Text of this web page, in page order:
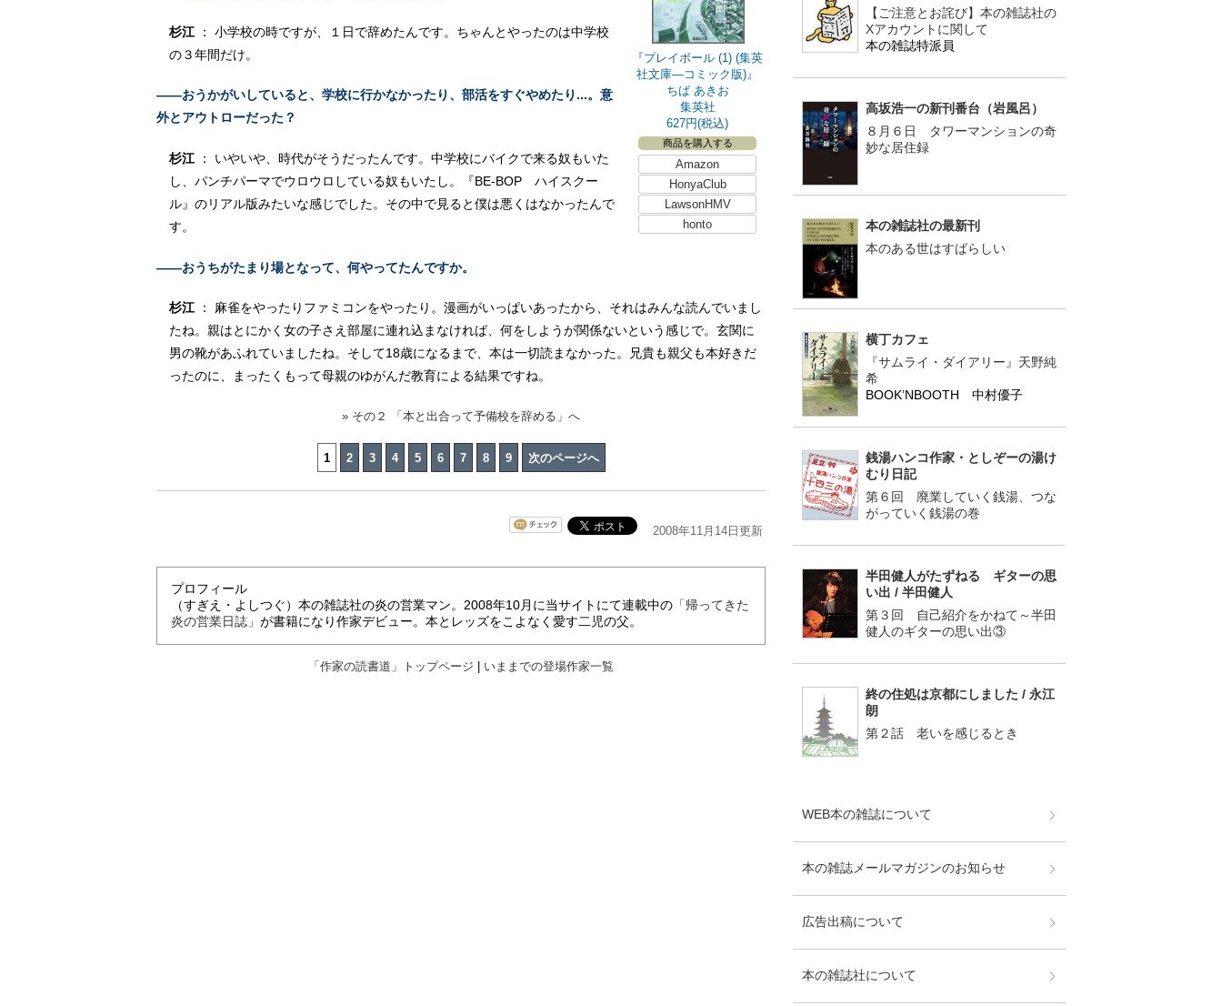
『プレイボール (1) (集英
社文庫―コミック版)』
ちば あきお
集英社
627円(税込)
商品を購入する
Amazon
HonyaClub
LawsonHMV
honto
杉江 ： 小学校の時ですが、１日で辞めたんです。ちゃんとやったのは中学校
の３年間だけ。
――おうかがいしていると、学校に行かなかったり、部活をすぐやめたり...。意
外とアウトローだった？
杉江 ： いやいや、時代がそうだったんです。中学校にバイクで来る奴もいた
し、パンチパーマでウロウロしている奴もいたし。『BE-BOP ハイスクー
ル』のリアル版みたいな感じでした。その中で見ると僕は悪くはなかったんで
す。
――おうちがたまり場となって、何やってたんですか。
杉江 ： 麻雀をやったりファミコンをやったり。漫画がいっぱいあったから、それはみんな読んでいまし
たね。親はとにかく女の子さえ部屋に連れ込まなければ、何をしようが関係ないという感じで。玄関に
男の靴があふれていましたね。そして18歳になるまで、本は一切読まなかった。兄貴も親父も本好きだ
ったのに、まったくもって母親のゆがんだ教育による結果ですね。
» その２ 「本と出合って予備校を辞める」へ
1 2 3 4 5 6 7 8 9 次のページへ
2008年11月14日更新
プロフィール
（すぎえ・よしつぐ）本の雑誌社の炎の営業マン。2008年10月に当サイトにて連載中の 「帰ってきた
炎の営業日誌」 が書籍になり作家デビュー。本とレッズをこよなく愛す二児の父。
「作家の読書道」トップページ いままでの登場作家一覧
【ご注意とお詫び】本の雑誌社の
Xアカウントに関して
本の雑誌特派員
高坂浩一の新刊番台（岩風呂）
８月６日 タワーマンションの奇
妙な居住録
本の雑誌社の最新刊
本のある世はすばらしい
横丁カフェ
『サムライ・ダイアリー』天野純
希
BOOK’NBOOTH 中村優子
銭湯ハンコ作家・としぞーの湯け
むり日記
第６回 廃業していく銭湯、つな
がっていく銭湯の巻
半田健人がたずねる ギターの思
い出 / 半田健人
第３回 自己紹介をかねて～半田
健人のギターの思い出③
終の住処は京都にしました / 永江
朗
第２話 老いを感じるとき
WEB本の雑誌について
本の雑誌メールマガジンのお知らせ
広告出稿について
本の雑誌社について